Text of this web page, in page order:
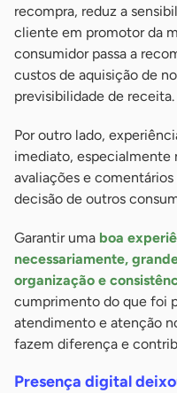
recompra, reduz a
cliente em promotor da
consumidor passa a
custos de aquisição de
previsibilidade de receita.
Por outro lado,
imediato, especialmente
avaliações e
decisão de outros
Garantir uma boa
necessariamente,
organização e
cumprimento do que foi
atendimento e atenção
fazem diferença e
Presença digital